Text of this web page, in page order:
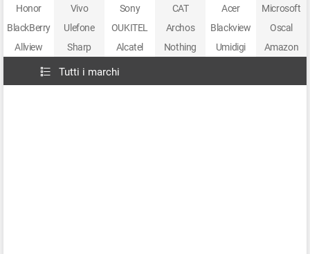
Honor
Vivo Sony CAT Acer
Microsoft
BlackBerry
Ulefone OUKITEL Archos Blackview
Oscal
Allview
Sharp Alcatel Nothing Umidigi Amazon
Tutti i marchi